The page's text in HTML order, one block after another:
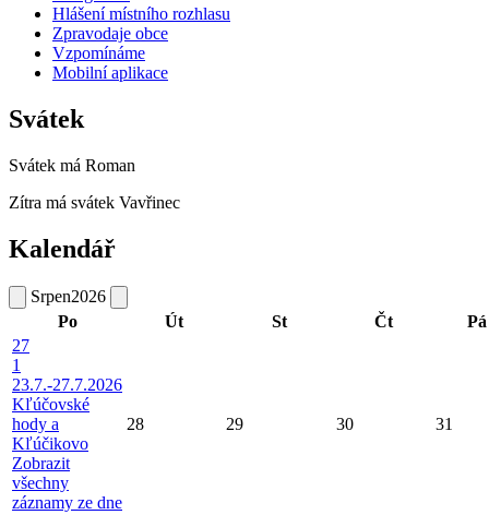
Hlášení místního rozhlasu
Zpravodaje obce
Vzpomínáme
Mobilní aplikace
Svátek
Svátek má Roman
Zítra má svátek Vavřinec
Kalendář
Srpen2026
Po
Út St Čt
Pá
27
1
23.7.-27.7.2026
Kľúčovské
hody a
Kľúčikovo
Zobrazit
všechny
záznamy ze dne
28 29 30 31